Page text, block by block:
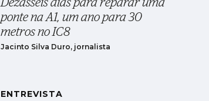
Dezasseis dias para reparar uma
ponte na A1, um ano para 30
metros no IC8
Jacinto Silva Duro, jornalista
ENTREVISTA